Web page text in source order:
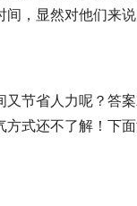
，显然对他们来说
节省人力呢？答
式还不了解！下